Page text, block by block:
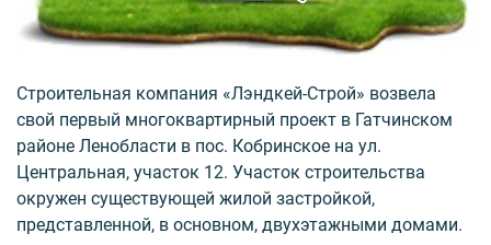
Строительная компания «Лэндкей-Строй» возвела
свой первый многоквартирный проект в Гатчинском
районе Ленобласти в пос. Кобринское на ул.
Центральная, участок 12. Участок строительства
окружен существующей жилой застройкой,
представленной, в основном, двухэтажными домами.